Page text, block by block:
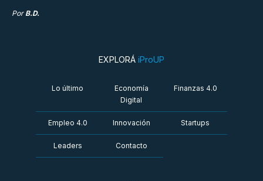
Por B.D.
EXPLORÁ iProUP
Lo último
Economía
Digital
Finanzas 4.0
Empleo 4.0 Innovación Startups
Leaders Contacto